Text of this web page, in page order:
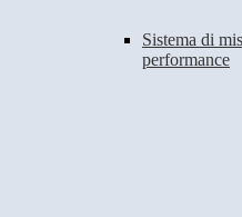
Sistema di
performance